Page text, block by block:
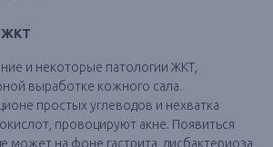
ЖКТ
и некоторые патологии ЖКТ,
выработке кожного сала.
простых углеводов и нехватка
провоцируют акне. Появиться
может на фоне гастрита, дисбактериоза